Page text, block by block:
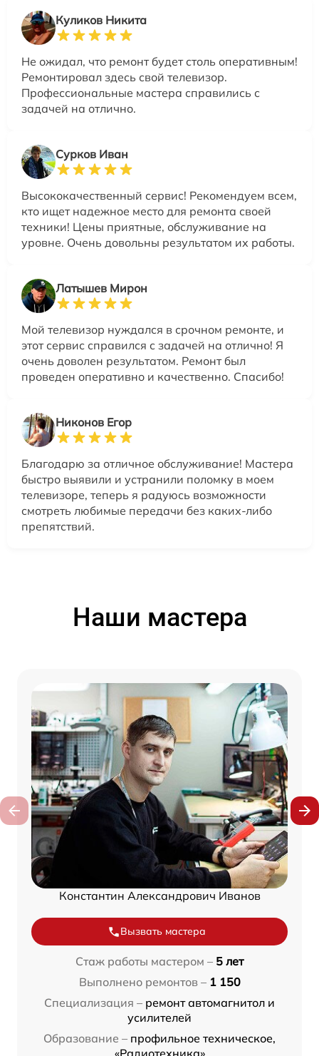
Куликов Никита
Не ожидал, что ремонт будет столь оперативным!
Ремонтировал здесь свой телевизор.
Профессиональные мастера справились с
задачей на отлично.
Сурков Иван
Высококачественный сервис! Рекомендуем всем,
кто ищет надежное место для ремонта своей
техники! Цены приятные, обслуживание на
уровне. Очень довольны результатом их работы.
Латышев Мирон
Мой телевизор нуждался в срочном ремонте, и
этот сервис справился с задачей на отлично! Я
очень доволен результатом. Ремонт был
проведен оперативно и качественно. Спасибо!
Никонов Егор
Благодарю за отличное обслуживание! Мастера
быстро выявили и устранили поломку в моем
телевизоре, теперь я радуюсь возможности
смотреть любимые передачи без каких-либо
препятствий.
Наши мастера
Константин Александрович Иванов
Вызвать мастера
Стаж работы мастером – 5 лет
Выполнено ремонтов – 1 150
Специализация – ремонт автомагнитол и
усилителей
Образование – профильное техническое,